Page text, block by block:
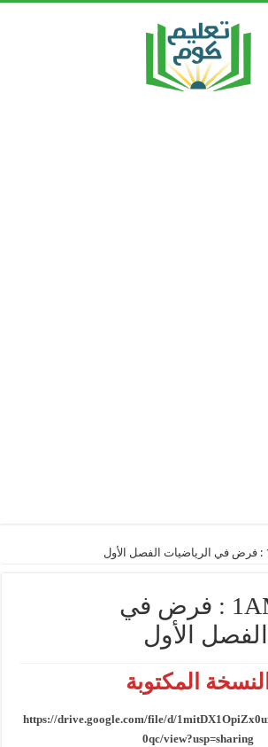
رياضيات 1AM : فرض في
الأول
النسخة المكتوبة
https://drive.google.com/file/d/
0qc/view?usp=sharing